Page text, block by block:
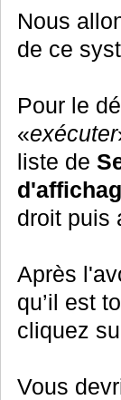
Nous
de ce
Pour le
«exécuter
liste de
droit puis
Après
qu’il est
cliquez
Vous